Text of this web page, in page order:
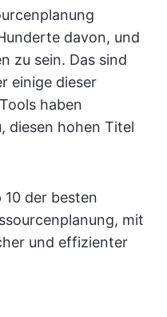
davon, und
zu sein. Das sind
einige dieser
haben
diesen hohen Titel
10 der besten
mit
und effizienter